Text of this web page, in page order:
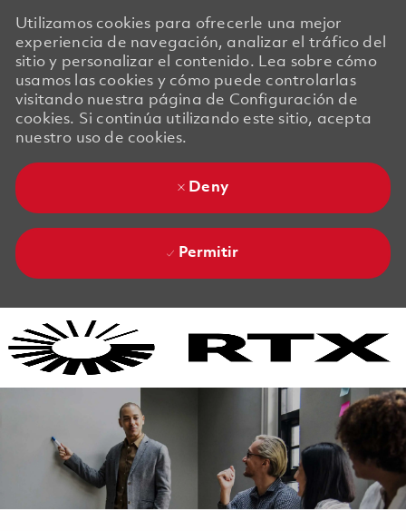
Utilizamos cookies para ofrecerle una mejor
experiencia de navegación, analizar el tráfico del
sitio y personalizar el contenido. Lea sobre cómo
usamos las cookies y cómo puede controlarlas
visitando nuestra página de Configuración de
cookies. Si continúa utilizando este sitio, acepta
nuestro uso de cookies.
Deny
Permitir